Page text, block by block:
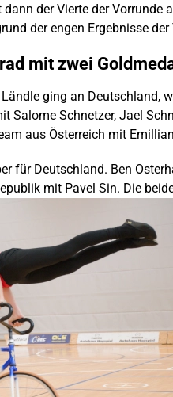
der Vierte der
der engen Ergebnisse
mit zwei
ging an Deutschland,
Salome Schnetzer, Jael
aus Österreich mit
für Deutschland. Ben
mit Pavel Sin. Die